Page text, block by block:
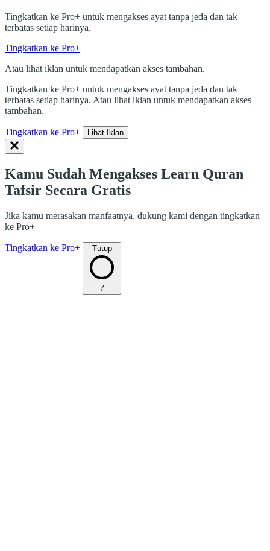
Tingkatkan ke Pro+ untuk mengakses ayat tanpa jeda dan tak
terbatas setiap harinya.
Tingkatkan ke Pro+
Atau lihat iklan untuk mendapatkan akses tambahan.
Tingkatkan ke Pro+ untuk mengakses ayat tanpa jeda dan tak
terbatas setiap harinya. Atau lihat iklan untuk mendapatkan akses
tambahan.
Tingkatkan ke Pro+ Lihat Iklan
Kamu Sudah Mengakses Learn Quran
Tafsir Secara Gratis
Jika kamu merasakan manfaatnya, dukung kami dengan tingkatkan
ke Pro+
Tingkatkan ke Pro+ Tutup
7